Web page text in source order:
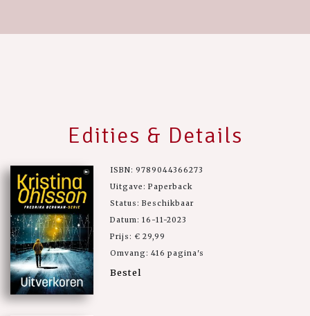
Edities & Details
ISBN: 9789044366273
Uitgave: Paperback
Status: Beschikbaar
Datum: 16-11-2023
Prijs: € 29,99
Omvang: 416 pagina's
Bestel